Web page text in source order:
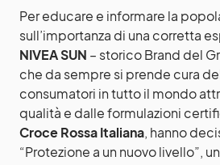
Per educare e informare la
sull’importanza di una corretta
NIVEA SUN – storico Brand del
che da sempre si prende cura
consumatori in tutto il mondo
qualità e dalle formulazioni
Croce Rossa Italiana, hanno
“Protezione a un nuovo livello”,